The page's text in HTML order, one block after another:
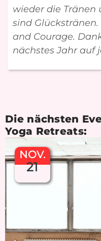
wieder die Tränen
sind
and Courage.
nächstes Jahr auf
Die nächsten
Yoga Retreats:
NOV.
21